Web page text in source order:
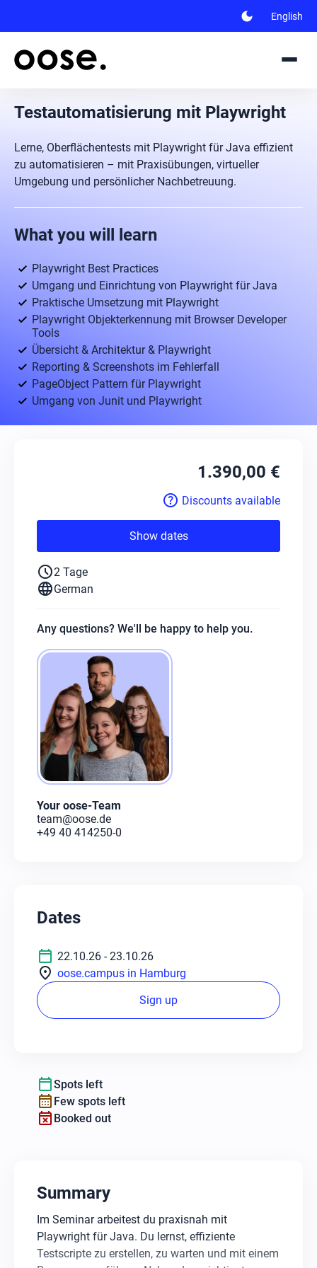
dark_mode English
Testautomatisierung mit Playwright
Lerne, Oberflächentests mit Playwright für Java effizient
zu automatisieren – mit Praxisübungen, virtueller
Umgebung und persönlicher Nachbetreuung.
What you will learn
Playwright Best Practices
Umgang und Einrichtung von Playwright für Java
Praktische Umsetzung mit Playwright
Playwright Objekterkennung mit Browser Developer
Tools
Übersicht & Architektur & Playwright
Reporting & Screenshots im Fehlerfall
PageObject Pattern für Playwright
Umgang von Junit und Playwright
Dates
calendar_today 22.10.26 - 23.10.26
location_on oose.campus in Hamburg
Sign up
calendar_todaySpots left
calendar_month Few spots left
event_busy Booked out
Summary
Im Seminar arbeitest du praxisnah mit
Playwright für Java. Du lernst, effiziente
Testscripte zu erstellen, zu warten und mit einem
1.390,00 €
help Discounts available
Show dates
schedule2 Tage
languageGerman
Any questions? We'll be happy to help you.
Your oose-Team
team@oose.de
+49 40 414250-0